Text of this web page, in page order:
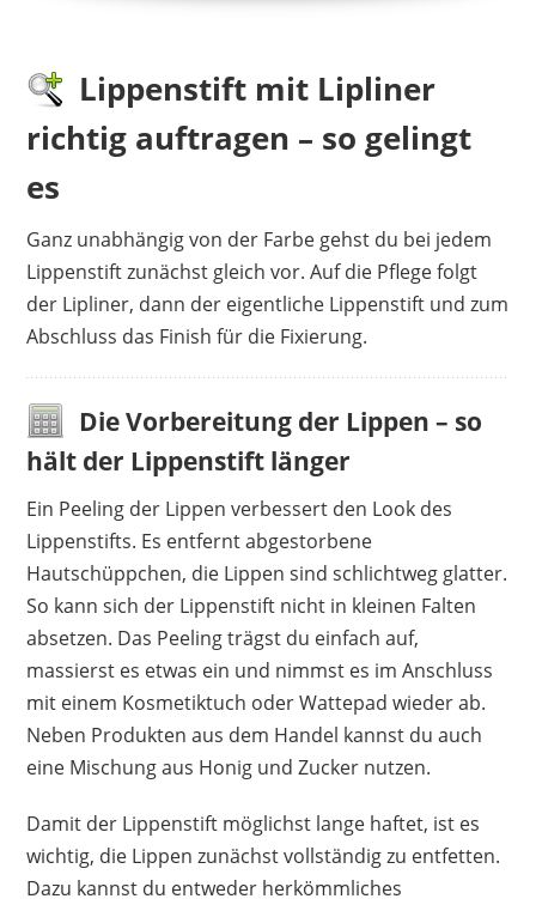
Lippenstift mit Lipliner
richtig auftragen – so gelingt
es
Ganz unabhängig von der Farbe gehst du bei jedem
Lippenstift zunächst gleich vor. Auf die Pflege folgt
der Lipliner, dann der eigentliche Lippenstift und zum
Abschluss das Finish für die Fixierung.
Die Vorbereitung der Lippen – so
hält der Lippenstift länger
Ein Peeling der Lippen verbessert den Look des
Lippenstifts. Es entfernt abgestorbene
Hautschüppchen, die Lippen sind schlichtweg glatter.
So kann sich der Lippenstift nicht in kleinen Falten
absetzen. Das Peeling trägst du einfach auf,
massierst es etwas ein und nimmst es im Anschluss
mit einem Kosmetiktuch oder Wattepad wieder ab.
Neben Produkten aus dem Handel kannst du auch
eine Mischung aus Honig und Zucker nutzen.
Damit der Lippenstift möglichst lange haftet, ist es
wichtig, die Lippen zunächst vollständig zu entfetten.
Dazu kannst du entweder herkömmliches